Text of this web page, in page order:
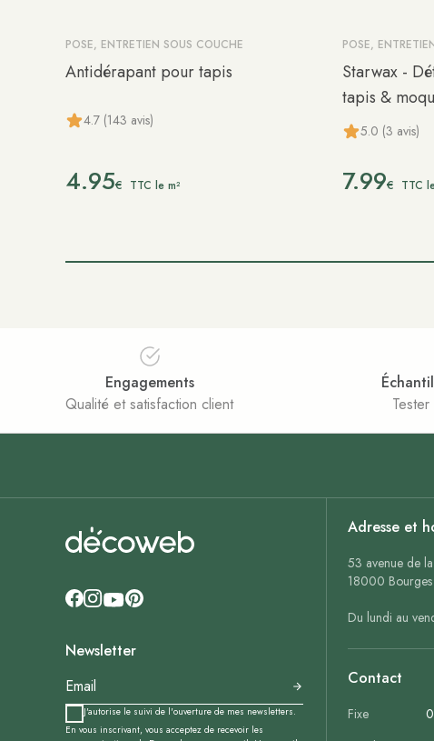
POSE, ENTRETIEN SOUS COUCHE
Antidérapant pour tapis
4.7 (143 avis)
4.95€ TTC le m²
POSE,
Starwax -
tapis &
5.0 (3 avis)
7.99€ TTC
Engagements
Qualité et satisfaction client
Newsletter
J'autorise le suivi de l'ouverture de mes newsletters.
En vous inscrivant, vous acceptez de recevoir les
Adresse et
53 avenue de
18000 Bourges
Du lundi au
Contact
Fixe